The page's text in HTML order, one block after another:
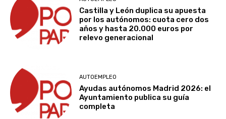
Castilla y León duplica su apuesta
por los autónomos: cuota cero dos
años y hasta 20.000 euros por
relevo generacional
AUTOEMPLEO
Ayudas autónomos Madrid 2026: el
Ayuntamiento publica su guía
completa